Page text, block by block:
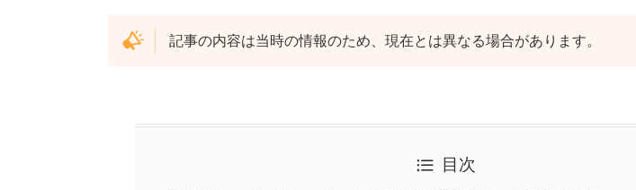
記事の内容は当時の情報のため、現在とは異なる場合があります。
目次